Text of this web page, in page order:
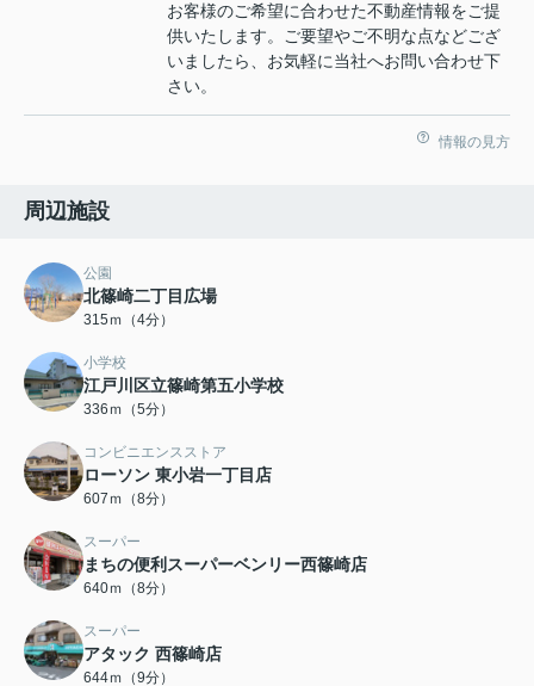
お客様のご希望に合わせた不動産情報をご提
供いたします。ご要望やご不明な点などござ
いましたら、お気軽に当社へお問い合わせ下
さい。
情報の見方
周辺施設
公園
北篠崎二丁目広場
315ｍ（4分）
小学校
江戸川区立篠崎第五小学校
336ｍ（5分）
コンビニエンスストア
ローソン 東小岩一丁目店
607ｍ（8分）
スーパー
まちの便利スーパーベンリー西篠崎店
640ｍ（8分）
スーパー
アタック 西篠崎店
644ｍ（9分）